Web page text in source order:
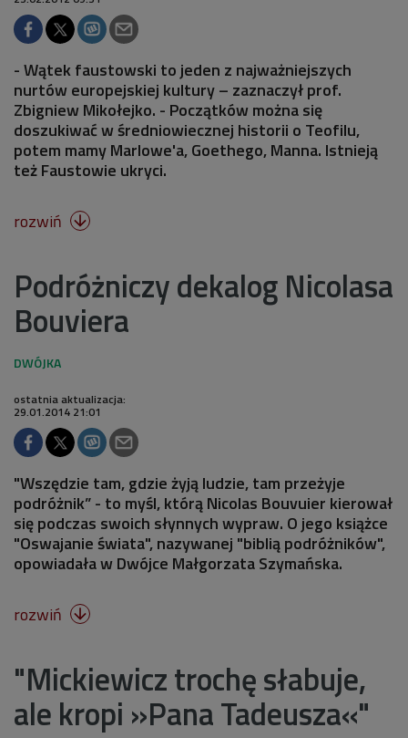
- Wątek faustowski to jeden z najważniejszych
nurtów europejskiej kultury – zaznaczył prof.
Zbigniew Mikołejko. - Początków można się
doszukiwać w średniowiecznej historii o Teofilu,
potem mamy Marlowe'a, Goethego, Manna. Istnieją
też Faustowie ukryci.
rozwiń 
Podróżniczy dekalog Nicolasa
Bouviera
ostatnia aktualizacja:
29.01.2014 21:01
"Wszędzie tam, gdzie żyją ludzie, tam przeżyje
podróżnik” - to myśl, którą Nicolas Bouvuier kierował
się podczas swoich słynnych wypraw. O jego książce
"Oswajanie świata", nazywanej "biblią podróżników",
opowiadała w Dwójce Małgorzata Szymańska.
rozwiń 
"Mickiewicz trochę słabuje,
ale kropi »Pana Tadeusza«"